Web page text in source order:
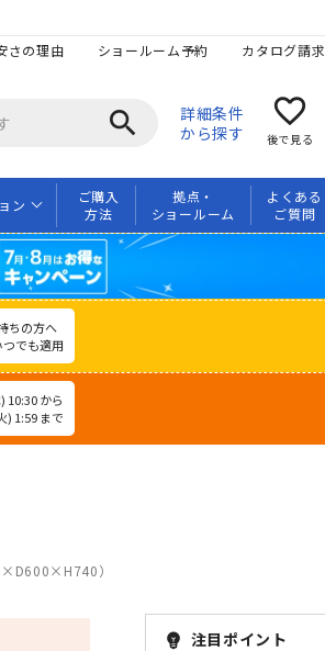
さの理由 ショールーム予約 カタログ請求
search
詳細条件
から探す
favorite_border
後で見る
ン
ご購入
方法
拠点・
ショールーム
よくある
ご質問
ちの方へ
でも適用
10:30 から
) 1:59 まで
）
emoji_objects 注目ポイント